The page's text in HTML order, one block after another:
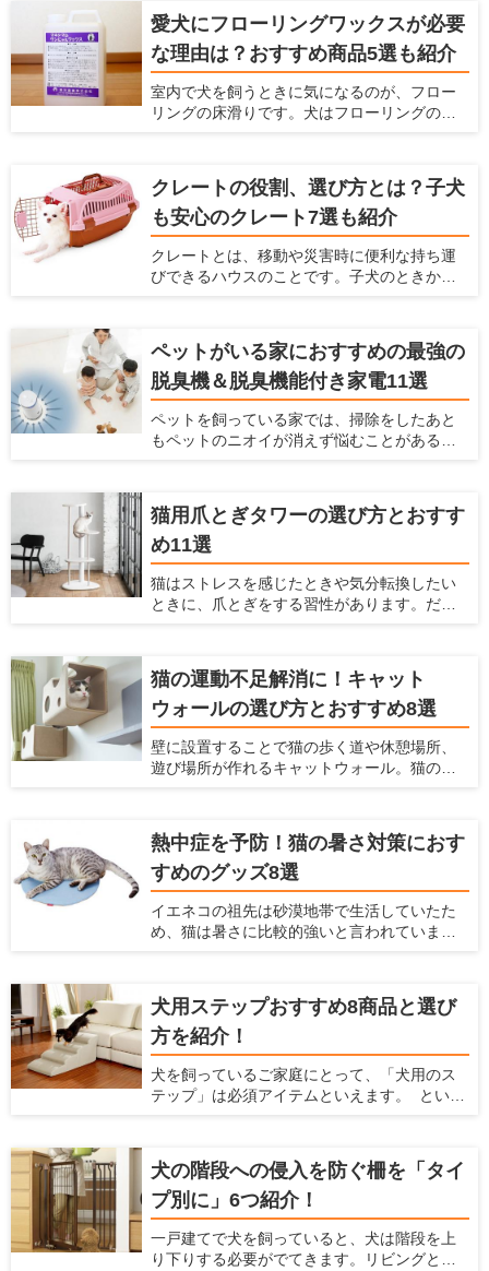
どんな防災グッズを用意しておけばよいで
しょうか。 愛犬の安全と健康を守るため、ラ
イフラインの停止を想定して、今から必要な
防災グッズを備蓄しておきましょう。ここで
は、避難生活に必要なアイテムリストとおす
すめの防災グッズを紹介します。
愛犬にフローリングワックスが必要
な理由は？おすすめ商品5選も紹介
室内で犬を飼うときに気になるのが、フロー
リングの床滑りです。犬はフローリングの上
間で過ごしたいなら、ペット対応可のフロー
リングワックスがおすすめです。床に塗るだ
けで滑り止めやキズ防止効果が得られます。
この記事では、フローリングワックスを選ぶ
ポイントとフロアコーティングとの違い、お
すすめ商品5つを紹介します。
クレートの役割、選び方とは？子犬
も安心のクレート7選も紹介
クレートとは、移動や災害時に便利な持ち運
びできるハウスのことです。子犬のときから
は、クレートの使い方と選び方を紹介すると
ともに、素材別おすすめ商品を7つピックアッ
プして紹介します。
ペットがいる家におすすめの最強の
脱臭機＆脱臭機能付き家電11選
ペットを飼っている家では、掃除をしたあと
もペットのニオイが消えず悩むことがあるか
屋のニオイを大きく減らすことができます。
ただ脱臭機を選ぶときには、どれを選べばい
いかわからないことも多いです。今回は、
ペットがいる家で脱臭機を置くとよい理由
や、どうやって選ぶべきか、おすすめの脱臭
機と脱臭機能付き家電を紹介するので参考に
猫用爪とぎタワーの選び方とおすす
め11選
猫はストレスを感じたときや気分転換したい
ときに、爪とぎをする習性があります。だか
愛猫に不適切な場所で爪をとがれることは大
きな悩みとなります。飼い主を悩ませる爪を
といでしまいやすい代表的な場所は、壁・
柱・ソファーなどがあげられます。愛猫の不
適切な場所での爪とぎの対策は「愛猫が好む
爪とぎ場を十分に用意すること」です。 今回
猫の運動不足解消に！キャット
ウォールの選び方とおすすめ8選
壁に設置することで猫の歩く道や休憩場所、
遊び場所が作れるキャットウォール。猫の祖
場所にいた方が外敵から身を守りやすい」と
いう本能から安心感がうまれます。 また猫の
行動可能範囲が三次元化されることにより、
猫のストレス解消・運動不足解消にも役立ち
ます。 最近のキャットウォールには、複数の
パーツをそれぞれ設置し組み合わせて使うも
事では、キャットウォールの選び方とおすす
め商品を紹介します。
熱中症を予防！猫の暑さ対策におす
すめのグッズ8選
イエネコの祖先は砂漠地帯で生活していたた
め、猫は暑さに比較的強いと言われていま
発汗による体温調節ができません。 体温が急
激に上がるとなかなか体温を下げられず、夏
の暑い時期には熱中症になってしまう危険性
があります。 熱中症になると命を落とす可能
性もあるので、飼い主はしっかり猫の暑さ対
策をしてあげなくてはなりません。 そこで今
グッズを紹介します。
犬用ステップおすすめ8商品と選び
方を紹介！
犬を飼っているご家庭にとって、「犬用のス
テップ」は必須アイテムといえます。 という
からです。もし犬を飼っているなら、"犬用の
ステップを準備するのがおすすめ。 ここで
は、犬と飼い主のための住宅情報を提供して
いる愛犬家住宅が、犬用のステップの重要性
やその使い方を解説するとともに、おすすめ
のステップを紹介しようと思います。
犬の階段への侵入を防ぐ柵を「タイ
プ別に」6つ紹介！
一戸建てで犬を飼っていると、犬は階段を上
り下りする必要がでてきます。リビングとは